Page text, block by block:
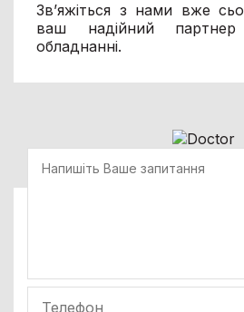
Зв’яжіться з нами вже
ваш надійний
обладнанні.